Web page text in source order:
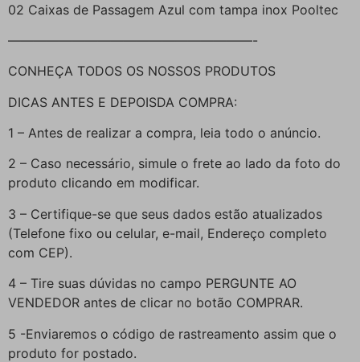
02 Caixas de Passagem Azul com tampa inox Pooltec
———————————————————-
CONHEÇA TODOS OS NOSSOS PRODUTOS
DICAS ANTES E DEPOISDA COMPRA:
1 – Antes de realizar a compra, leia todo o anúncio.
2 – Caso necessário, simule o frete ao lado da foto do
produto clicando em modificar.
3 – Certifique-se que seus dados estão atualizados
(Telefone fixo ou celular, e-mail, Endereço completo
com CEP).
4 – Tire suas dúvidas no campo PERGUNTE AO
VENDEDOR antes de clicar no botão COMPRAR.
5 -Enviaremos o código de rastreamento assim que o
produto for postado.